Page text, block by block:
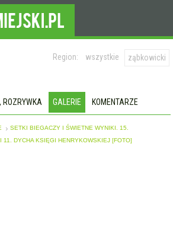
Region: wszystkie ząbkowicki
ROZRYWKA GALERIE KOMENTARZE
SETKI BIEGACZY I ŚWIETNE WYNIKI. 15.
11. DYCHA KSIĘGI HENRYKOWSKIEJ [FOTO]